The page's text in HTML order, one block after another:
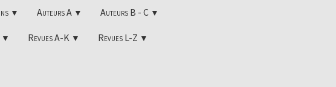
▼ Auteurs A ▼ Auteurs B - C ▼
▼ Revues A-K ▼ Revues L-Z ▼